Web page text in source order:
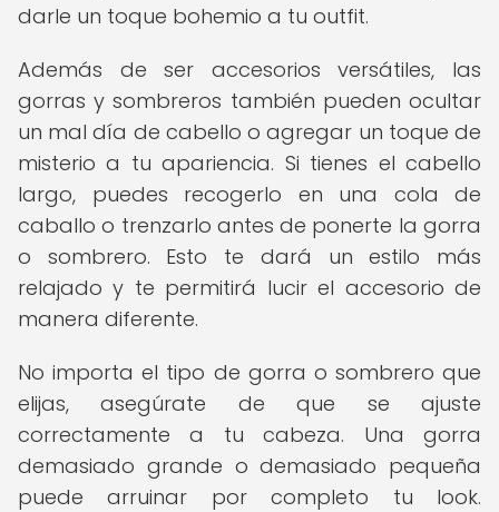
darle un toque bohemio a tu outfit.
Además de ser accesorios versátiles, las
gorras y sombreros también pueden ocultar
un mal día de cabello o agregar un toque de
misterio a tu apariencia. Si tienes el cabello
largo, puedes recogerlo en una cola de
caballo o trenzarlo antes de ponerte la gorra
o sombrero. Esto te dará un estilo más
relajado y te permitirá lucir el accesorio de
manera diferente.
No importa el tipo de gorra o sombrero que
elijas, asegúrate de que se ajuste
correctamente a tu cabeza. Una gorra
demasiado grande o demasiado pequeña
puede arruinar por completo tu look.